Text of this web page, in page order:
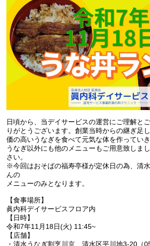
日頃から、当デイサービスの運営にご理解と
りがとうございます。創業当時からの継ぎ足
価の高いうなぎを食べて元気な体を作ってい
うなぎ以外にも他のメニューもご用意致しま
さい。
※今回はおそばの福寿亭様が定休日の為、清
んの
メニューのみとなります。
【食事場所】
眞内科デイサービスフロア内
【日時】
令和7年11月18日(火) 11:45~
【店舗】
・清水うなぎ割烹川京 清水区平川地3-20（